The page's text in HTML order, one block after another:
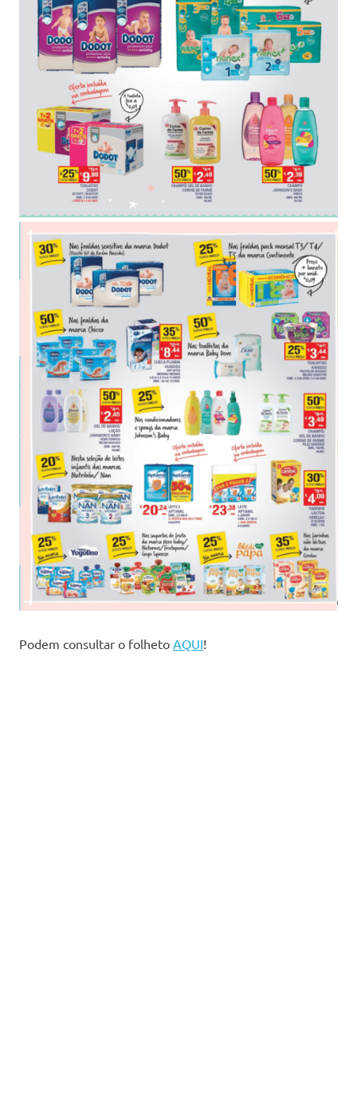
Podem consultar o folheto AQUI!